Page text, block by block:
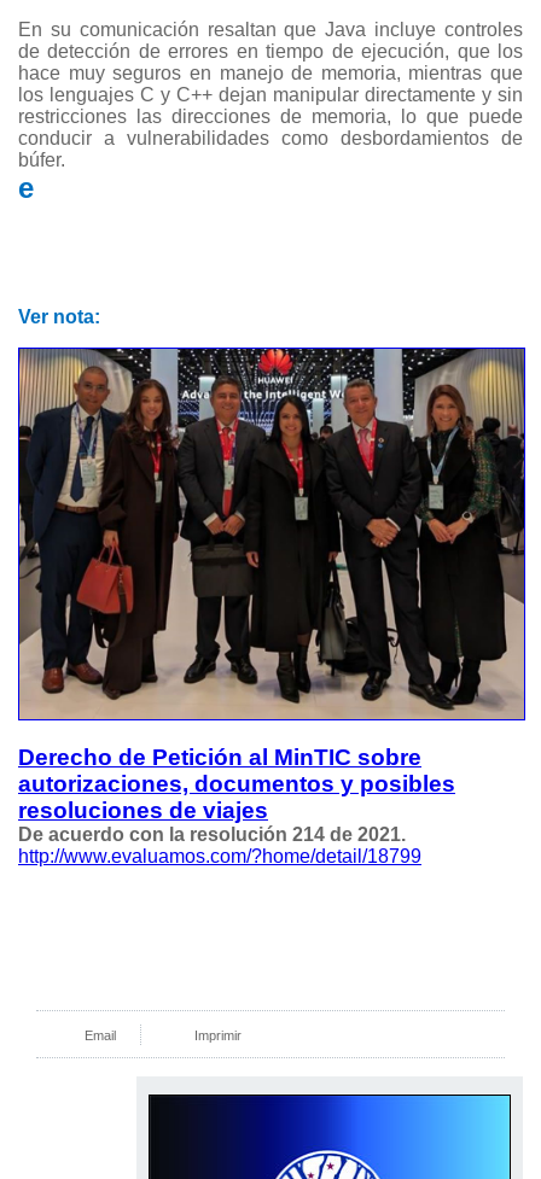
En su comunicación resaltan que Java incluye controles
de detección de errores en tiempo de ejecución, que los
hace muy seguros en manejo de memoria, mientras que
los lenguajes C y C++ dejan manipular directamente y sin
restricciones las direcciones de memoria, lo que puede
conducir a vulnerabilidades como desbordamientos de
búfer.
e
Ver nota:
Derecho de Petición al MinTIC sobre
autorizaciones, documentos y posibles
resoluciones de viajes
De acuerdo con la resolución 214 de 2021.
http://www.evaluamos.com/?home/detail/18799
Email Imprimir